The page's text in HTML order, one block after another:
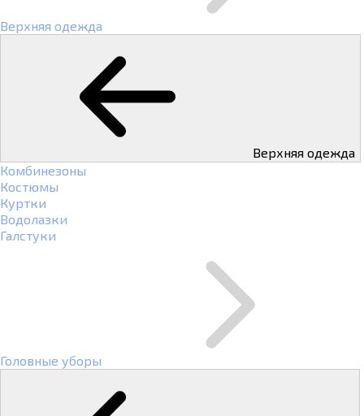
Верхняя одежда
Верхняя одежда
Комбинезоны
Костюмы
Куртки
Водолазки
Галстуки
Головные уборы